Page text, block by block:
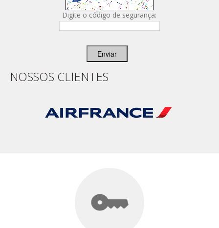
Digite o código de segurança:
Enviar
NOSSOS CLIENTES